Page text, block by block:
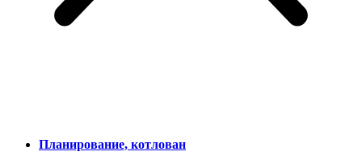
Планирование, котлован